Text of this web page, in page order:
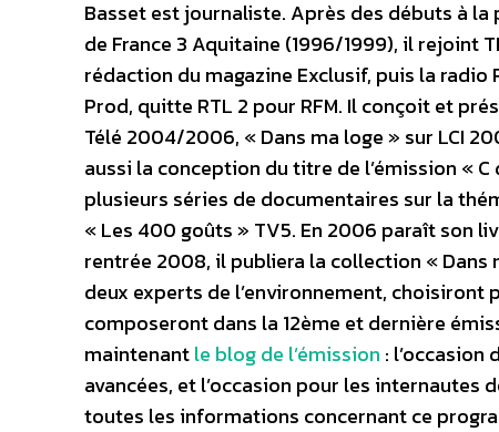
Basset est journaliste. Après des débuts à la
de France 3 Aquitaine (1996/1999), il rejoint
rédaction du magazine Exclusif, puis la
Prod, quitte RTL 2 pour RFM. Il conçoit et
Télé 2004/2006, « Dans ma loge » sur LCI
aussi la conception du titre de l’émission « C
plusieurs séries de documentaires sur la
« Les 400 goûts » TV5. En 2006 paraît son
rentrée 2008, il publiera la collection « Dans
deux experts de l’environnement,
composeront dans la 12ème et dernière
maintenantle blog de l’émission :
avancées, et l’occasion pour les internautes
toutes les informations concernant ce